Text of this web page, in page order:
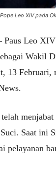
Leo XIV pada
Paus Leo XIV
Wakil
13
.
Saat ini
pelayanan